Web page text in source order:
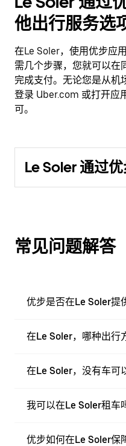
他出行服务选
在Le Soler，使用优步应
需几个步骤，您就可以在
完成支付。无论您是从机
登录 Uber.com 或打开应
可。
Le Soler 通过
常见问题解答
优步是否在Le Soler提
在Le Soler，哪种出行
在Le Soler，没有车可
我可以在Le Soler租车
优步如何在Le Soler保